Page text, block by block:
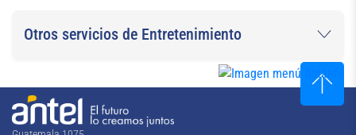
Otros servicios de Entretenimiento